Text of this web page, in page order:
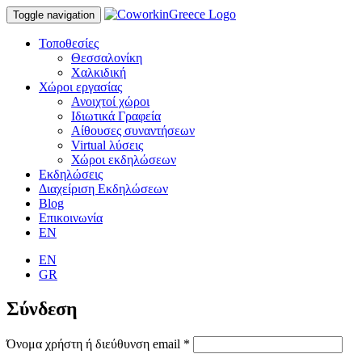
Toggle navigation
Τοποθεσίες
Θεσσαλονίκη
Χαλκιδική
Χώροι εργασίας
Ανοιχτοί χώροι
Ιδιωτικά Γραφεία
Αίθουσες συναντήσεων
Virtual λύσεις
Χώροι εκδηλώσεων
Εκδηλώσεις
Διαχείριση Εκδηλώσεων
Blog
Επικοινωνία
EN
EN
GR
Σύνδεση
Όνομα χρήστη ή διεύθυνση email *